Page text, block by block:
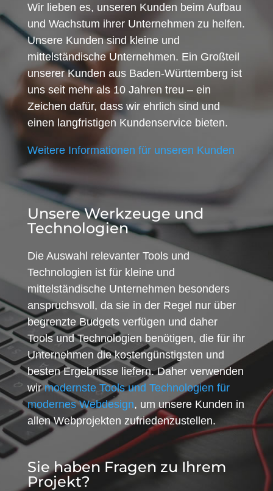
Wir lieben es, unseren Kunden beim Aufbau
und Wachstum ihrer Unternehmen zu helfen.
Unsere Kunden sind kleine und
mittelständische Unternehmen. Ein Großteil
unserer Kunden aus Baden-Württemberg ist
uns seit mehr als 10 Jahren treu – ein
Zeichen dafür, dass wir ehrlich sind und
einen langfristigen Kundenservice bieten.
Weitere Informationen für unseren Kunden
Unsere Werkzeuge und
Technologien
Die Auswahl relevanter Tools und
Technologien ist für kleine und
mittelständische Unternehmen besonders
anspruchsvoll, da sie in der Regel nur über
begrenzte Budgets verfügen und daher
Tools und Technologien benötigen, die für ihr
Unternehmen die kostengünstigsten und
besten Ergebnisse liefern. Daher verwenden
wirmodernste Tools und Technologien für
modernes Webdesign, um unsere Kunden in
allen Webprojekten zufriedenzustellen.
Sie haben Fragen zu Ihrem
Projekt?